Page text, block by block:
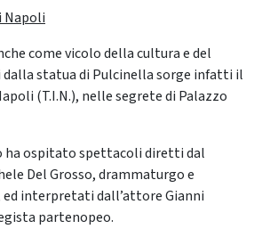
Napoli
come vicolo della cultura e del
dalla statua di Pulcinella sorge infatti il
(T.I.N.), nelle segrete di Palazzo
ha ospitato spettacoli diretti dal
Del Grosso, drammaturgo e
interpretati dall’attore Gianni
partenopeo.